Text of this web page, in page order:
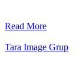
Read More
Tara Image Grup